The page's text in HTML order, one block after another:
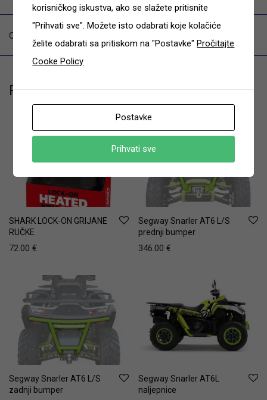
Category:
Related products
SHARK LOCK-ON GRIJANE
RUČKE
72.00 €
Segway Snarler AT6 L/S
prednji bumper
346.00 €
Segway Snarler AT6 L/S
zadnji bumper
Segway Snarler AT6L
naljepnice
korisničkog iskustva, ako se slažete pritisnite
"Prihvati sve". Možete isto odabrati koje kolačiće
želite odabrati sa pritiskom na "Postavke"Pročitajte
Cooke Policy
Postavke
Prihvati sve